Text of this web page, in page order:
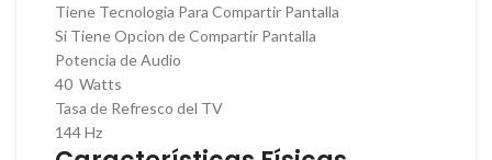
Tiene Tecnologia Para Compartir Pantalla
Si Tiene Opcion de Compartir Pantalla
Potencia de Audio
40 Watts
Tasa de Refresco del TV
144 Hz